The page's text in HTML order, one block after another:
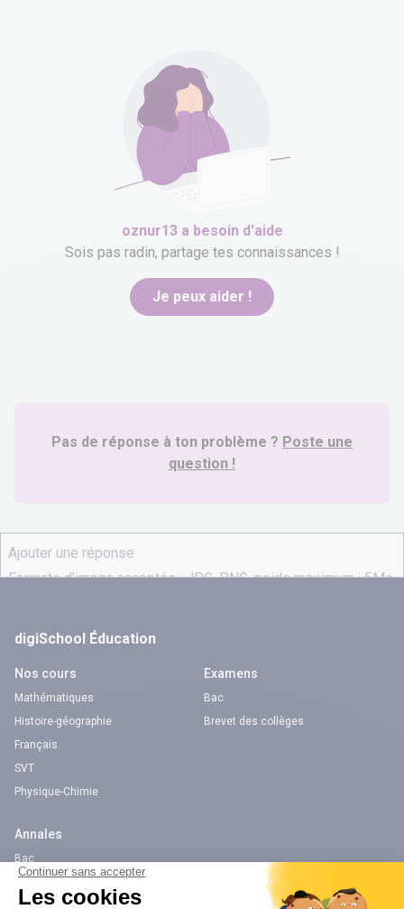
oznur13 a besoin d'aide
Sois pas radin, partage tes connaissances !
Je peux aider !
Pas de réponse à ton problème ? Poste une
question !
digiSchool Éducation
Nos cours
Mathématiques
Histoire-géographie
Français
SVT
Physique-Chimie
Examens
Bac
Brevet des collèges
Annales
Bac